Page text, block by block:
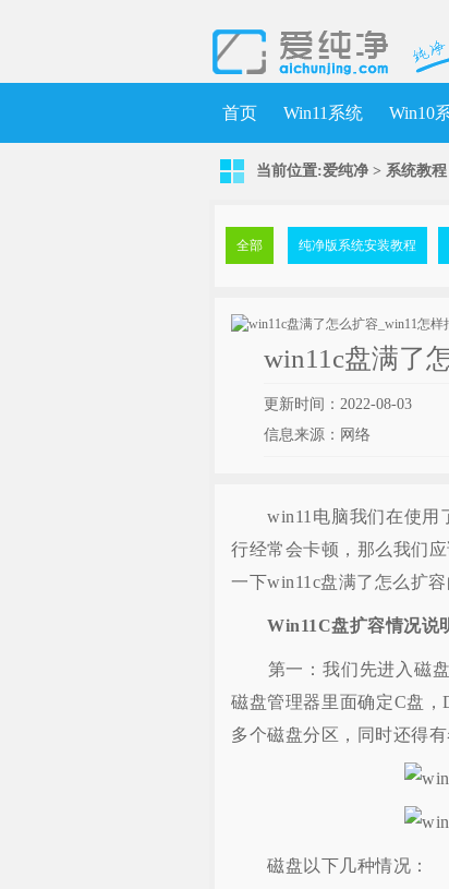
首页 Win11系统 Win10
当前位置:爱纯净 > 系统教程
全部 纯净版系统安装教程
win11c盘满了
更新时间：2022-08-03
信息来源：网络
win11电脑我们在使用了
行经常会卡顿，那么我们
一下win11c盘满了怎么扩
Win11C盘扩容情况说
第一：我们先进入磁盘
磁盘管理器里面确定C盘
多个磁盘分区，同时还得有
磁盘以下几种情况：